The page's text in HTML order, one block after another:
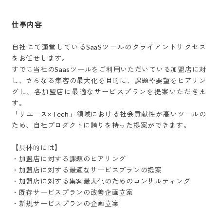
仕事内容
自社にて運営しているSaaSツールのクライアントサクセス
をお任せします。
すでに当社のSaasツールをご利用いただいている加盟店に対
し、さらなる集客の最大化を目的に、課題や要望をヒアリン
グし、各加盟店に最適なサービスプランを提案いただきま
す。
「リユース×Tech」領域における社会貢献性が高いツールの
ため、自社プロダクトに誇りを持った提案ができます。
【具体的には】
・加盟店に対する課題のヒアリング
・加盟店に対する最適なサービスプランの提案
・加盟店に対する集客最大化のためのコンサルティング
・既存サービスプランの改善企画立案
・新規サービスプランの企画立案